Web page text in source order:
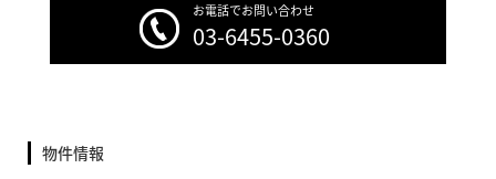
お電話でお問い合わせ
03-6455-0360
物件情報